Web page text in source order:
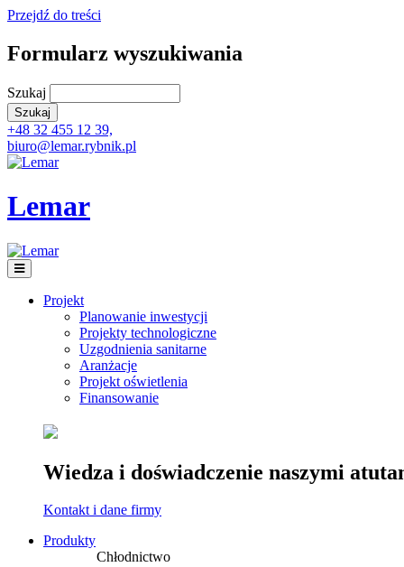
Przejdź do treści
Formularz wyszukiwania
Szukaj
+48 32 455 12 39,
biuro@lemar.rybnik.pl
Lemar
Projekt
Planowanie inwestycji
Projekty technologiczne
Uzgodnienia sanitarne
Aranżacje
Projekt oświetlenia
Finansowanie
Wiedza i doświadczenie naszymi
Kontakt i dane firmy
Produkty
Chłodnictwo